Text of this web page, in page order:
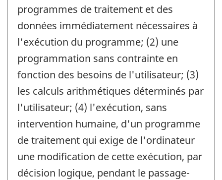
programmes de traitement et des
données immédiatement nécessaires à
l'exécution du programme; (2) une
programmation sans contrainte en
fonction des besoins de l'utilisateur; (3)
les calculs arithmétiques déterminés par
l'utilisateur; (4) l'exécution, sans
intervention humaine, d'un programme
de traitement qui exige de l'ordinateur
une modification de cette exécution, par
décision logique, pendant le passage-